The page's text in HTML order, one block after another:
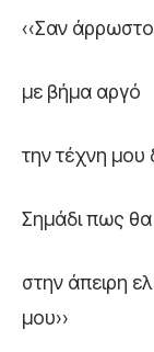
‹‹Σαν
με βήμα αργό
την τέχνη μου
Σημάδι πως
στην άπειρη
μου››